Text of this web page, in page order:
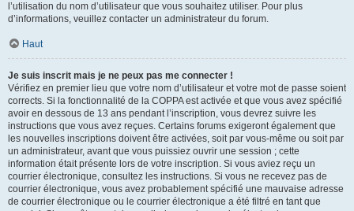
l’utilisation du nom d’utilisateur que vous souhaitez utiliser. Pour plus
d’informations, veuillez contacter un administrateur du forum.
Haut
Je suis inscrit mais je ne peux pas me connecter !
Vérifiez en premier lieu que votre nom d’utilisateur et votre mot de passe soient
corrects. Si la fonctionnalité de la COPPA est activée et que vous avez spécifié
avoir en dessous de 13 ans pendant l’inscription, vous devrez suivre les
instructions que vous avez reçues. Certains forums exigeront également que
les nouvelles inscriptions doivent être activées, soit par vous-même ou soit par
un administrateur, avant que vous puissiez ouvrir une session ; cette
information était présente lors de votre inscription. Si vous aviez reçu un
courrier électronique, consultez les instructions. Si vous ne recevez pas de
courrier électronique, vous avez probablement spécifié une mauvaise adresse
de courrier électronique ou le courrier électronique a été filtré en tant que